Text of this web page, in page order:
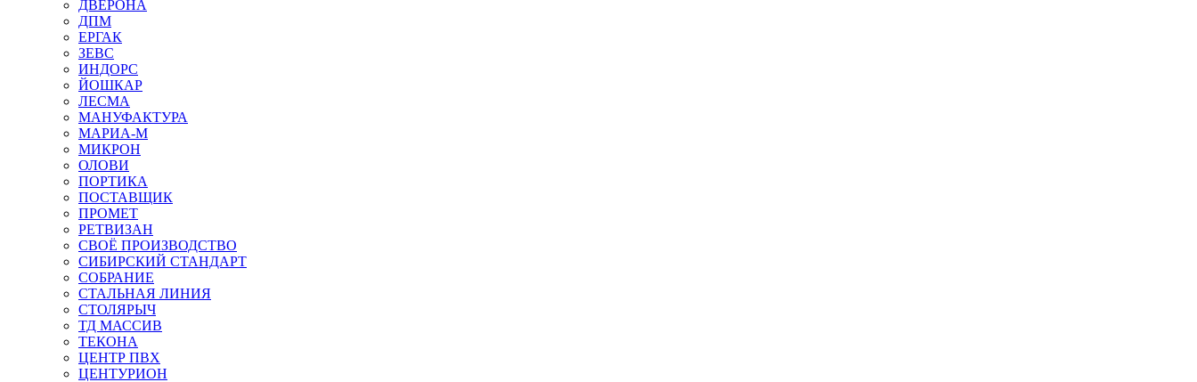
ДВЕРОНА
ДПМ
ЕРГАК
ЗЕВС
ИНДОРС
ЙОШКАР
ЛЕСМА
МАНУФАКТУРА
МАРИА-М
МИКРОН
ОЛОВИ
ПОРТИКА
ПОСТАВЩИК
ПРОМЕТ
РЕТВИЗАН
СВОЁ ПРОИЗВОДСТВО
СИБИРСКИЙ СТАНДАРТ
СОБРАНИЕ
СТАЛЬНАЯ ЛИНИЯ
СТОЛЯРЫЧ
ТД МАССИВ
ТЕКОНА
ЦЕНТР ПВХ
ЦЕНТУРИОН